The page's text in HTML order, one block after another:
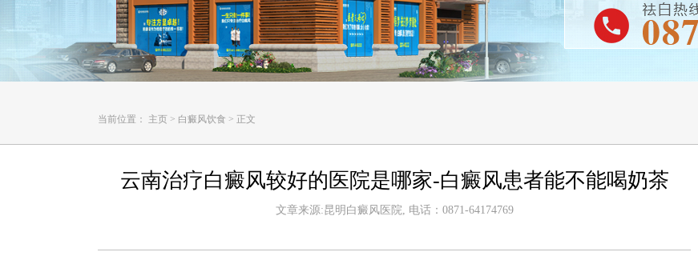
当前位置： 主页 > 白癜风饮食 > 正文
云南治疗白癜风较好的医院是哪家-白癜风患者能不能喝奶茶
文章来源:昆明白癜风医院, 电话：0871-64174769